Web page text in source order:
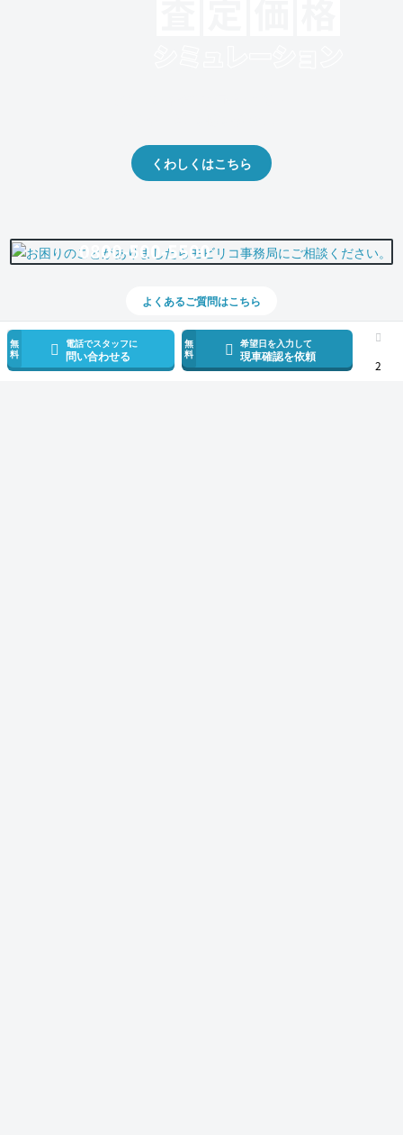
無
料
電話でスタッフに
問い合わせる
無
料
希望日を入力して
現車確認を依頼
2
くわしくはこちら
0800-500-5500
よくあるご質問はこちら